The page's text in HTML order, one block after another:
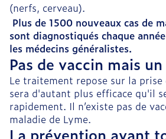
(nerfs, cerveau).
Plus de 1500 nouveaux cas de
sont diagnostiqués chaque
les médecins généralistes.
Pas de vaccin mais
Le traitement repose sur la
sera d'autant plus efficace qu'il
rapidement. Il n’existe pas de
maladie de Lyme.